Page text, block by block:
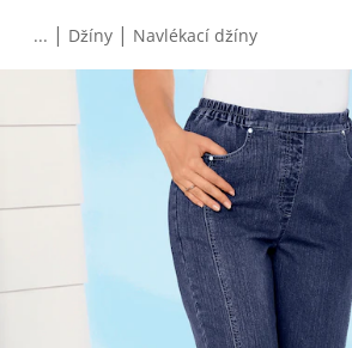
... | Džíny | Navlékací džíny